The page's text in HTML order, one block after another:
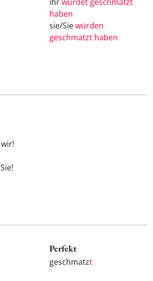
haben
sie/Siewürden
geschmatzt haben
wir!
Sie!
Perfekt
geschmatzt